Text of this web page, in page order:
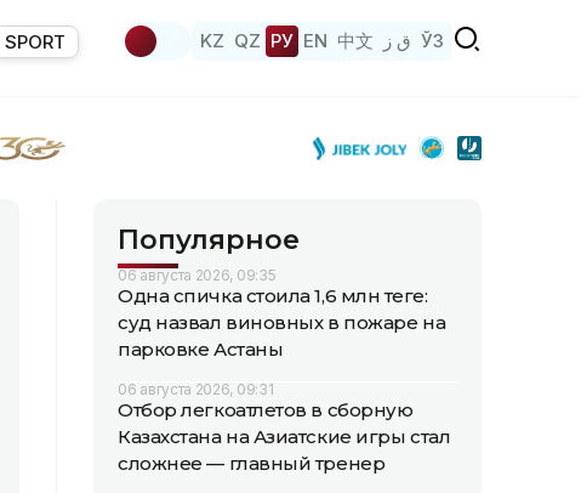
SPORT KZ QZ РУ EN 中文 ق ز ЎЗ
Популярное
06 августа 2026, 09:35
Одна спичка стоила 1,6 млн теңге:
суд назвал виновных в пожаре на
парковке Астаны
06 августа 2026, 09:31
Отбор легкоатлетов в сборную
Казахстана на Азиатские игры стал
сложнее — главный тренер